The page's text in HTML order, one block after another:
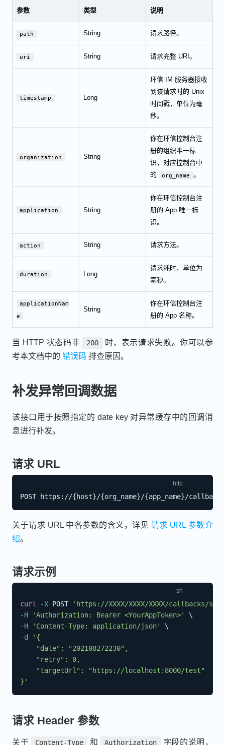
参数 类型 说明
path String 请求路径。
uri String 请求完整 URI。
timestamp Long
环信 IM 服务器接收
到该请求时的 Unix
时间戳，单位为毫
秒。
organization String
你在环信控制台注
册的组织唯一标
识，对应控制台中
的
org_name 。
application String
你在环信控制台注
册的 App 唯一标
识。
action String 请求方法。
duration Long
请求耗时，单位为
毫秒。
applicationNam
e
String
你在环信控制台注
册的 App 名称。
当 HTTP 状态码非 200
时，表示请求失败。你可以参
考本文档中的 错误码 排查原因。
补发异常回调数据
该接口用于按照指定的 date key 对异常缓存中的回调消
息进行补发。
请求 URL
关于请求 URL 中各参数的含义，详见 请求 URL 参数介
绍。
请求示例
curl -X POST
'https://XXXX/XXXX/XXXX/callbacks/
-H
'Authorization: Bearer <YourAppToken>'
\
-H
'Content-Type: application/json'
\
-d
'{
    "date": "202108272230",
    "retry": 0,
    "targetUrl": "https://localhost:8000/test"
}'
请求 Header 参数
关于 Content-Type 和 Authorization
字段的说明，